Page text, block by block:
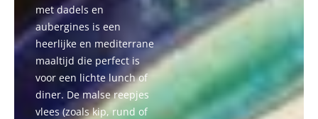
met dadels en
aubergines is een
heerlijke en mediterrane
maaltijd die perfect is
voor een lichte lunch of
diner. De malse reepjes
vlees (zoals kip, rund of